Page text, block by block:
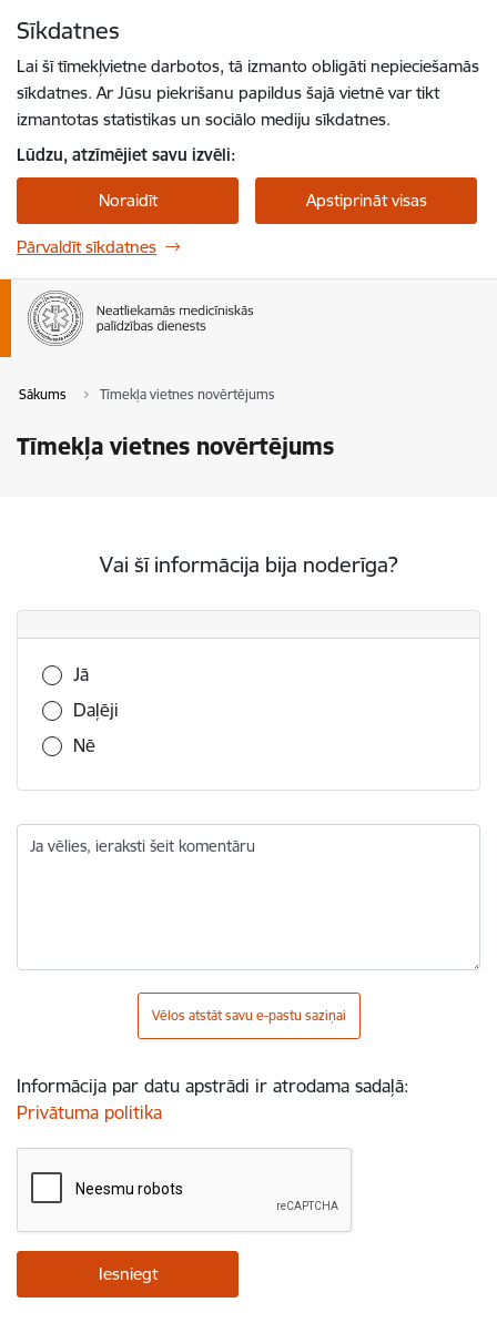
Sīkdatnes
Lai šī tīmekļvietne darbotos, tā izmanto obligāti nepieciešamās
sīkdatnes. Ar Jūsu piekrišanu papildus šajā vietnē var tikt
izmantotas statistikas un sociālo mediju sīkdatnes.
Lūdzu, atzīmējiet savu izvēli:
Noraidīt Apstiprināt visas
Pārvaldīt sīkdatnes
Sākums Tīmekļa vietnes novērtējums
Tīmekļa vietnes novērtējums
Vai šī informācija bija noderīga?
Vai šī informācija bija noderīga?
Jā
Daļēji
Nē
Ja vēlies, ieraksti šeit komentāru
Vēlos atstāt savu e-pastu saziņai
Informācija par datu apstrādi ir atrodama sadaļā:
Privātuma politika